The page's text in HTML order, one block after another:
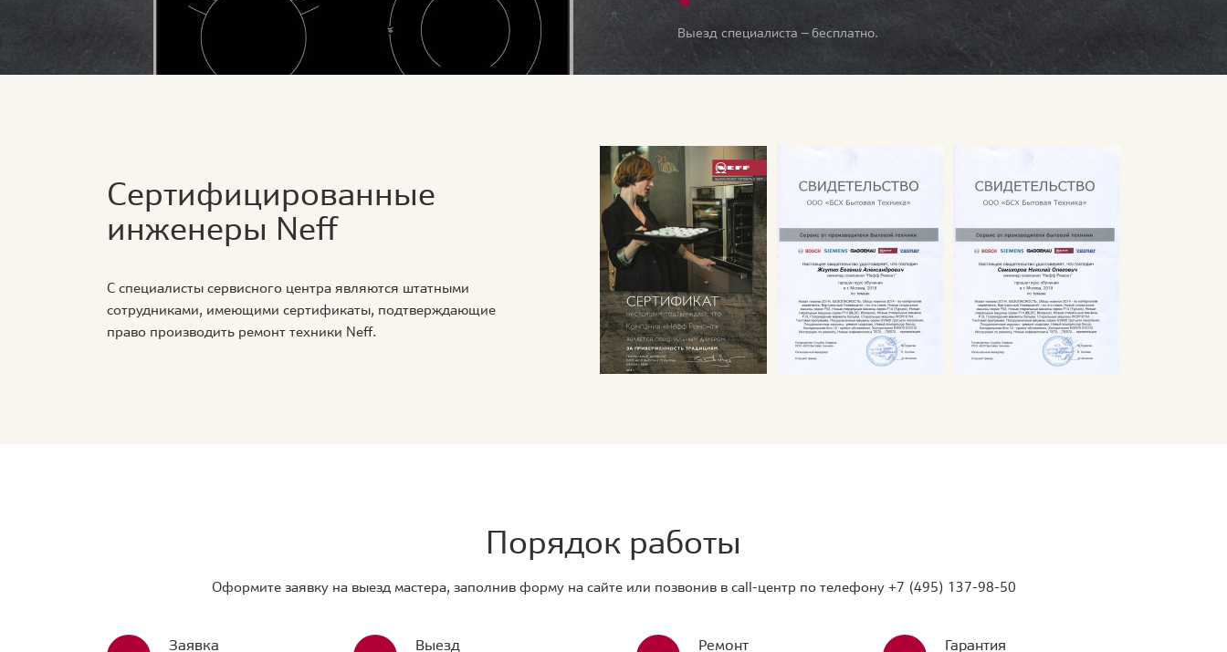
Выезд специалиста — бесплатно.
Сертифицированные
инженеры Neff
С специалисты сервисного центра являются штатными
сотрудниками, имеющими сертификаты, подтверждающие
право производить ремонт техники Neff.
Порядок работы
Оформите заявку на выезд мастера, заполнив форму на сайте или позвонив в call-центр по телефону +7 (495) 137-98-50
Заявка Выезд Ремонт Гарантия